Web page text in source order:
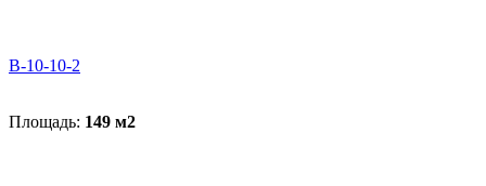
В-10-10-2
Площадь: 149 м2